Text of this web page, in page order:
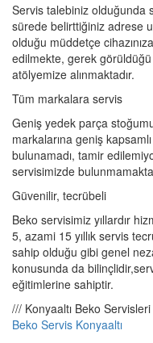
Servis talebiniz olduğunda
sürede belirttiğiniz adrese
olduğu müddetçe
edilmekte, gerek görüldüğü
atölyemize alınmaktadır.
Tüm markalara servis
Geniş yedek parça
markalarına geniş
bulunamadı, tamir
servisimizde
Güvenilir, tecrübeli
Beko servisimiz yıllardır
5, azami 15 yıllık servis
sahip olduğu gibi genel
konusunda da
eğitimlerine sahiptir.
/// Konyaaltı Beko
Beko Servis Konyaaltı